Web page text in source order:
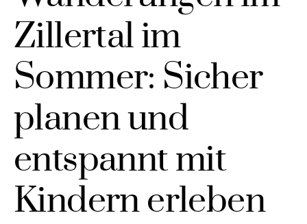
Zillertal im
Sommer: Sicher
planen und
entspannt mit
Kindern erleben